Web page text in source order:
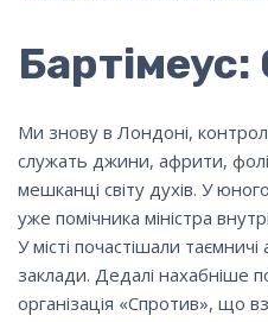
Ми знову в Лондоні,
служать джини, африти,
мешканці світу духів. У
уже помічника міністра
У місті почастішали
заклади. Дедалі нахабніше
організація «Спротив», що